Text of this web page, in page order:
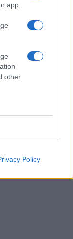
app.
other
Policy